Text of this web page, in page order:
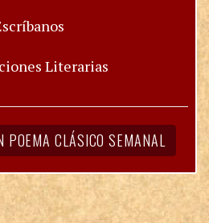
Literarias
POEMA CLÁSICO SEMANAL